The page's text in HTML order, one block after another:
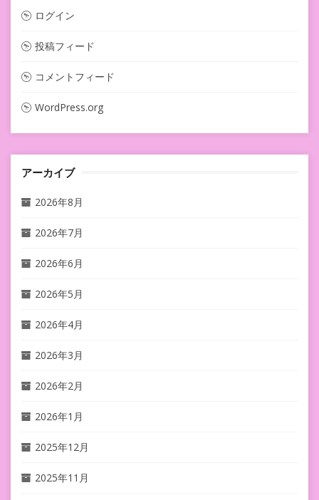
ログイン
投稿フィード
コメントフィード
WordPress.org
アーカイブ
2026年8月
2026年7月
2026年6月
2026年5月
2026年4月
2026年3月
2026年2月
2026年1月
2025年12月
2025年11月